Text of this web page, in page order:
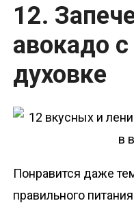
12.
авокадо
духовке
Понравится даже
правильного